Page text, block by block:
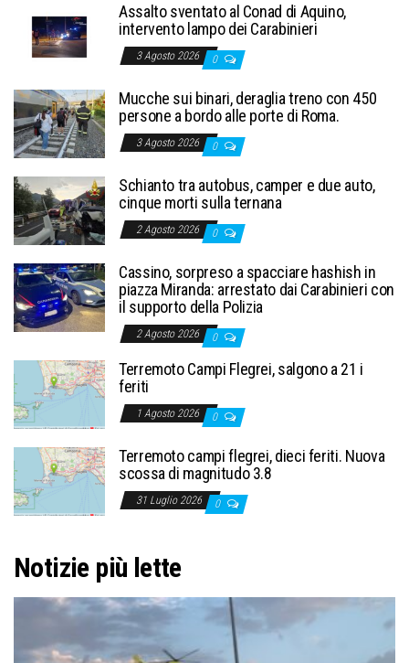
Assalto sventato al Conad di Aquino,
intervento lampo dei Carabinieri
3 Agosto 2026 0
Mucche sui binari, deraglia treno con 450
persone a bordo alle porte di Roma.
3 Agosto 2026 0
Schianto tra autobus, camper e due auto,
cinque morti sulla ternana
2 Agosto 2026 0
Cassino, sorpreso a spacciare hashish in
piazza Miranda: arrestato dai Carabinieri con
il supporto della Polizia
2 Agosto 2026 0
Terremoto Campi Flegrei, salgono a 21 i
feriti
1 Agosto 2026 0
Terremoto campi flegrei, dieci feriti. Nuova
scossa di magnitudo 3.8
31 Luglio 2026 0
Notizie più lette